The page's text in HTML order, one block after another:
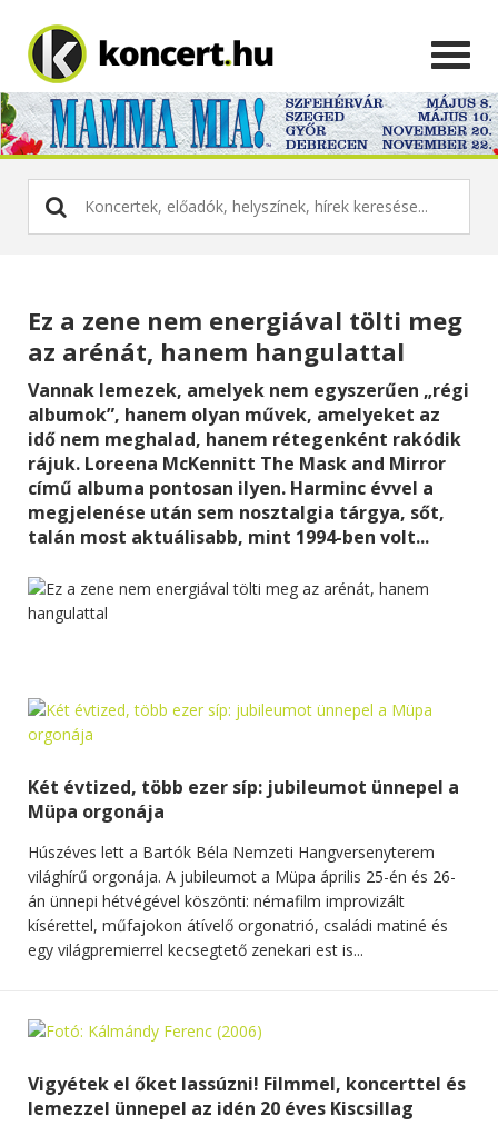
Ez a zene nem energiával tölti meg
az arénát, hanem hangulattal
Vannak lemezek, amelyek nem egyszerűen „régi
albumok”, hanem olyan művek, amelyeket az
idő nem meghalad, hanem rétegenként rakódik
rájuk. Loreena McKennitt The Mask and Mirror
című albuma pontosan ilyen. Harminc évvel a
megjelenése után sem nosztalgia tárgya, sőt,
talán most aktuálisabb, mint 1994-ben volt...
Két évtized, több ezer síp: jubileumot ünnepel a
Müpa orgonája
Húszéves lett a Bartók Béla Nemzeti Hangversenyterem
világhírű orgonája. A jubileumot a Müpa április 25-én és 26-
án ünnepi hétvégével köszönti: némafilm improvizált
kísérettel, műfajokon átívelő orgonatrió, családi matiné és
egy világpremierrel kecsegtető zenekari est is...
Vigyétek el őket lassúzni! Filmmel, koncerttel és
lemezzel ünnepel az idén 20 éves Kiscsillag